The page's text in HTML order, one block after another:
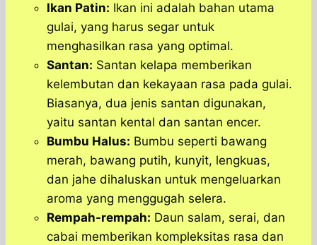
Ikan Patin: Ikan ini adalah bahan utama
gulai, yang harus segar untuk
menghasilkan rasa yang optimal.
Santan: Santan kelapa memberikan
kelembutan dan kekayaan rasa pada gulai.
Biasanya, dua jenis santan digunakan,
yaitu santan kental dan santan encer.
Bumbu Halus: Bumbu seperti bawang
merah, bawang putih, kunyit, lengkuas,
dan jahe dihaluskan untuk mengeluarkan
aroma yang menggugah selera.
Rempah-rempah: Daun salam, serai, dan
cabai memberikan kompleksitas rasa dan